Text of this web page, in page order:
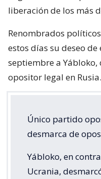
liberación de los más
Renombrados
estos días su deseo
septiembre a
opositor legal en Rusia.
Único partido
desmarca de
Yábloko, en
Ucrania,